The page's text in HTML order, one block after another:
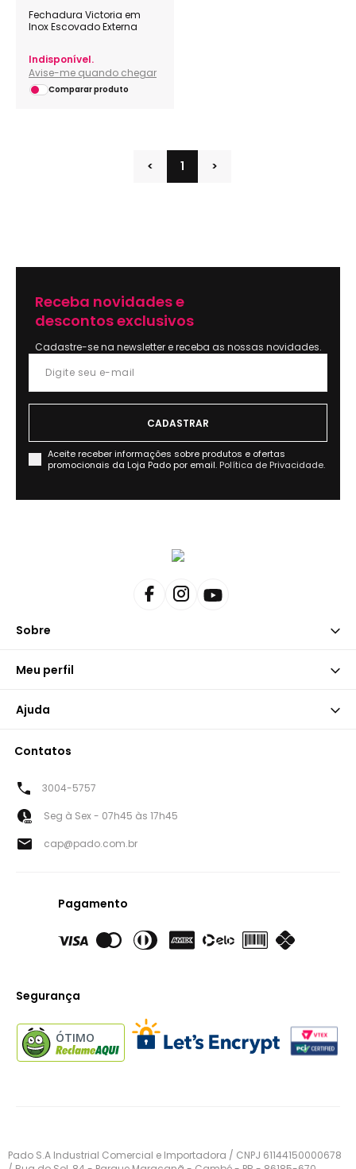
Fechadura Victoria em
Inox Escovado Externa
Indisponível.
Avise-me quando chegar
Comparar produto
< 1 >
Receba novidades e
descontos exclusivos
Cadastre-se na newsletter e receba as nossas novidades.
Aceite receber informações sobre produtos e ofertas
promocionais da Loja Pado por email. Política de Privacidade.
Sobre
Meu perfil
Ajuda
Contatos
3004-5757
Seg à Sex - 07h45 às 17h45
cap@pado.com.br
Pagamento
Segurança
ÓTIMO
Pado S.A Industrial Comercial e Importadora / CNPJ 61144150000678